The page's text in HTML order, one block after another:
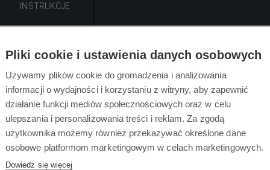
INSTRUKCJE
Opis produktu
Wymienne przednie koło do odkurzacza Hobot Legee D7/D8.
Zawartość
Pliki cookie i ustawienia danych osobowych
Używamy plików cookie do gromadzenia i analizowania
informacji o wydajności i korzystaniu z witryny, aby zapewnić
działanie funkcji mediów społecznościowych oraz w celu
ulepszania i personalizowania treści i reklam. Za zgodą
użytkownika możemy również przekazywać określone dane
osobowe platformom marketingowym w celach marketingowych.
Dowiedz się więcej